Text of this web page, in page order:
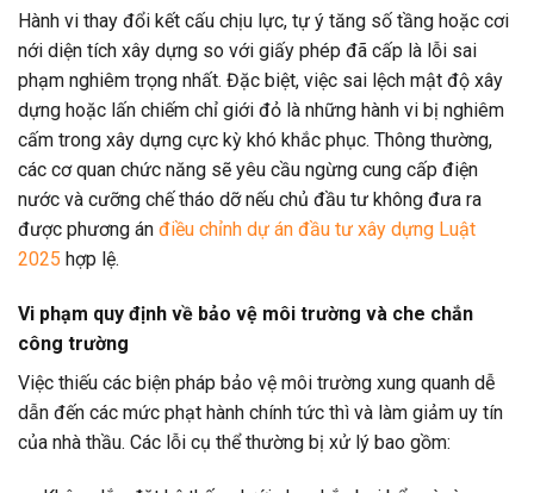
Hành vi thay đổi kết cấu chịu lực, tự ý tăng số tầng hoặc cơi
nới diện tích xây dựng so với giấy phép đã cấp là lỗi sai
phạm nghiêm trọng nhất. Đặc biệt, việc sai lệch mật độ xây
dựng hoặc lấn chiếm chỉ giới đỏ là những hành vi bị nghiêm
cấm trong xây dựng cực kỳ khó khắc phục. Thông thường,
các cơ quan chức năng sẽ yêu cầu ngừng cung cấp điện
nước và cưỡng chế tháo dỡ nếu chủ đầu tư không đưa ra
được phương án điều chỉnh dự án đầu tư xây dựng Luật
2025 hợp lệ.
Vi phạm quy định về bảo vệ môi trường và che chắn
công trường
Việc thiếu các biện pháp bảo vệ môi trường xung quanh dễ
dẫn đến các mức phạt hành chính tức thì và làm giảm uy tín
của nhà thầu. Các lỗi cụ thể thường bị xử lý bao gồm: